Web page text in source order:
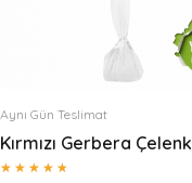
Aynı Gün Teslimat
Kırmızı Gerbera Çelenk